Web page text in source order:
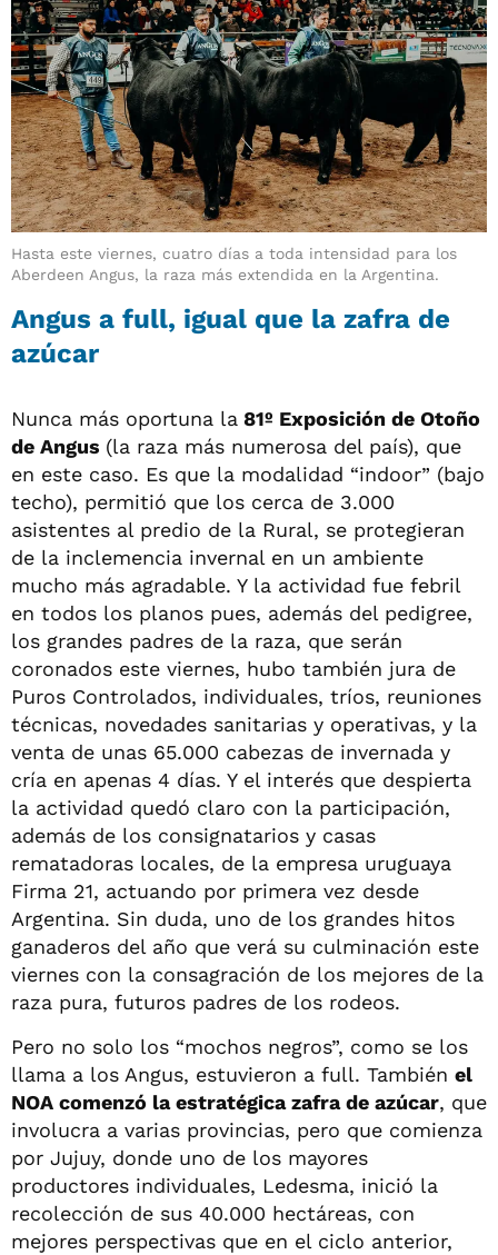
Hasta este viernes, cuatro días a toda intensidad para los
Aberdeen Angus, la raza más extendida en la Argentina.
Angus a full, igual que la zafra de
azúcar
Nunca más oportuna la 81º Exposición de Otoño
de Angus (la raza más numerosa del país), que
en este caso. Es que la modalidad “indoor” (bajo
techo), permitió que los cerca de 3.000
asistentes al predio de la Rural, se protegieran
de la inclemencia invernal en un ambiente
mucho más agradable. Y la actividad fue febril
en todos los planos pues, además del pedigree,
los grandes padres de la raza, que serán
coronados este viernes, hubo también jura de
Puros Controlados, individuales, tríos, reuniones
técnicas, novedades sanitarias y operativas, y la
venta de unas 65.000 cabezas de invernada y
cría en apenas 4 días. Y el interés que despierta
la actividad quedó claro con la participación,
además de los consignatarios y casas
rematadoras locales, de la empresa uruguaya
Firma 21, actuando por primera vez desde
Argentina. Sin duda, uno de los grandes hitos
ganaderos del año que verá su culminación este
viernes con la consagración de los mejores de la
raza pura, futuros padres de los rodeos.
Pero no solo los “mochos negros”, como se los
llama a los Angus, estuvieron a full. También el
NOA comenzó la estratégica zafra de azúcar, que
involucra a varias provincias, pero que comienza
por Jujuy, donde uno de los mayores
productores individuales, Ledesma, inició la
recolección de sus 40.000 hectáreas, con
mejores perspectivas que en el ciclo anterior,